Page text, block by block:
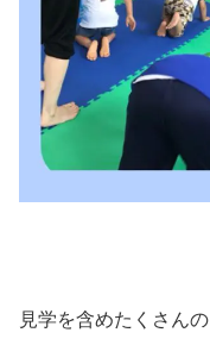
見学を含めたくさんの